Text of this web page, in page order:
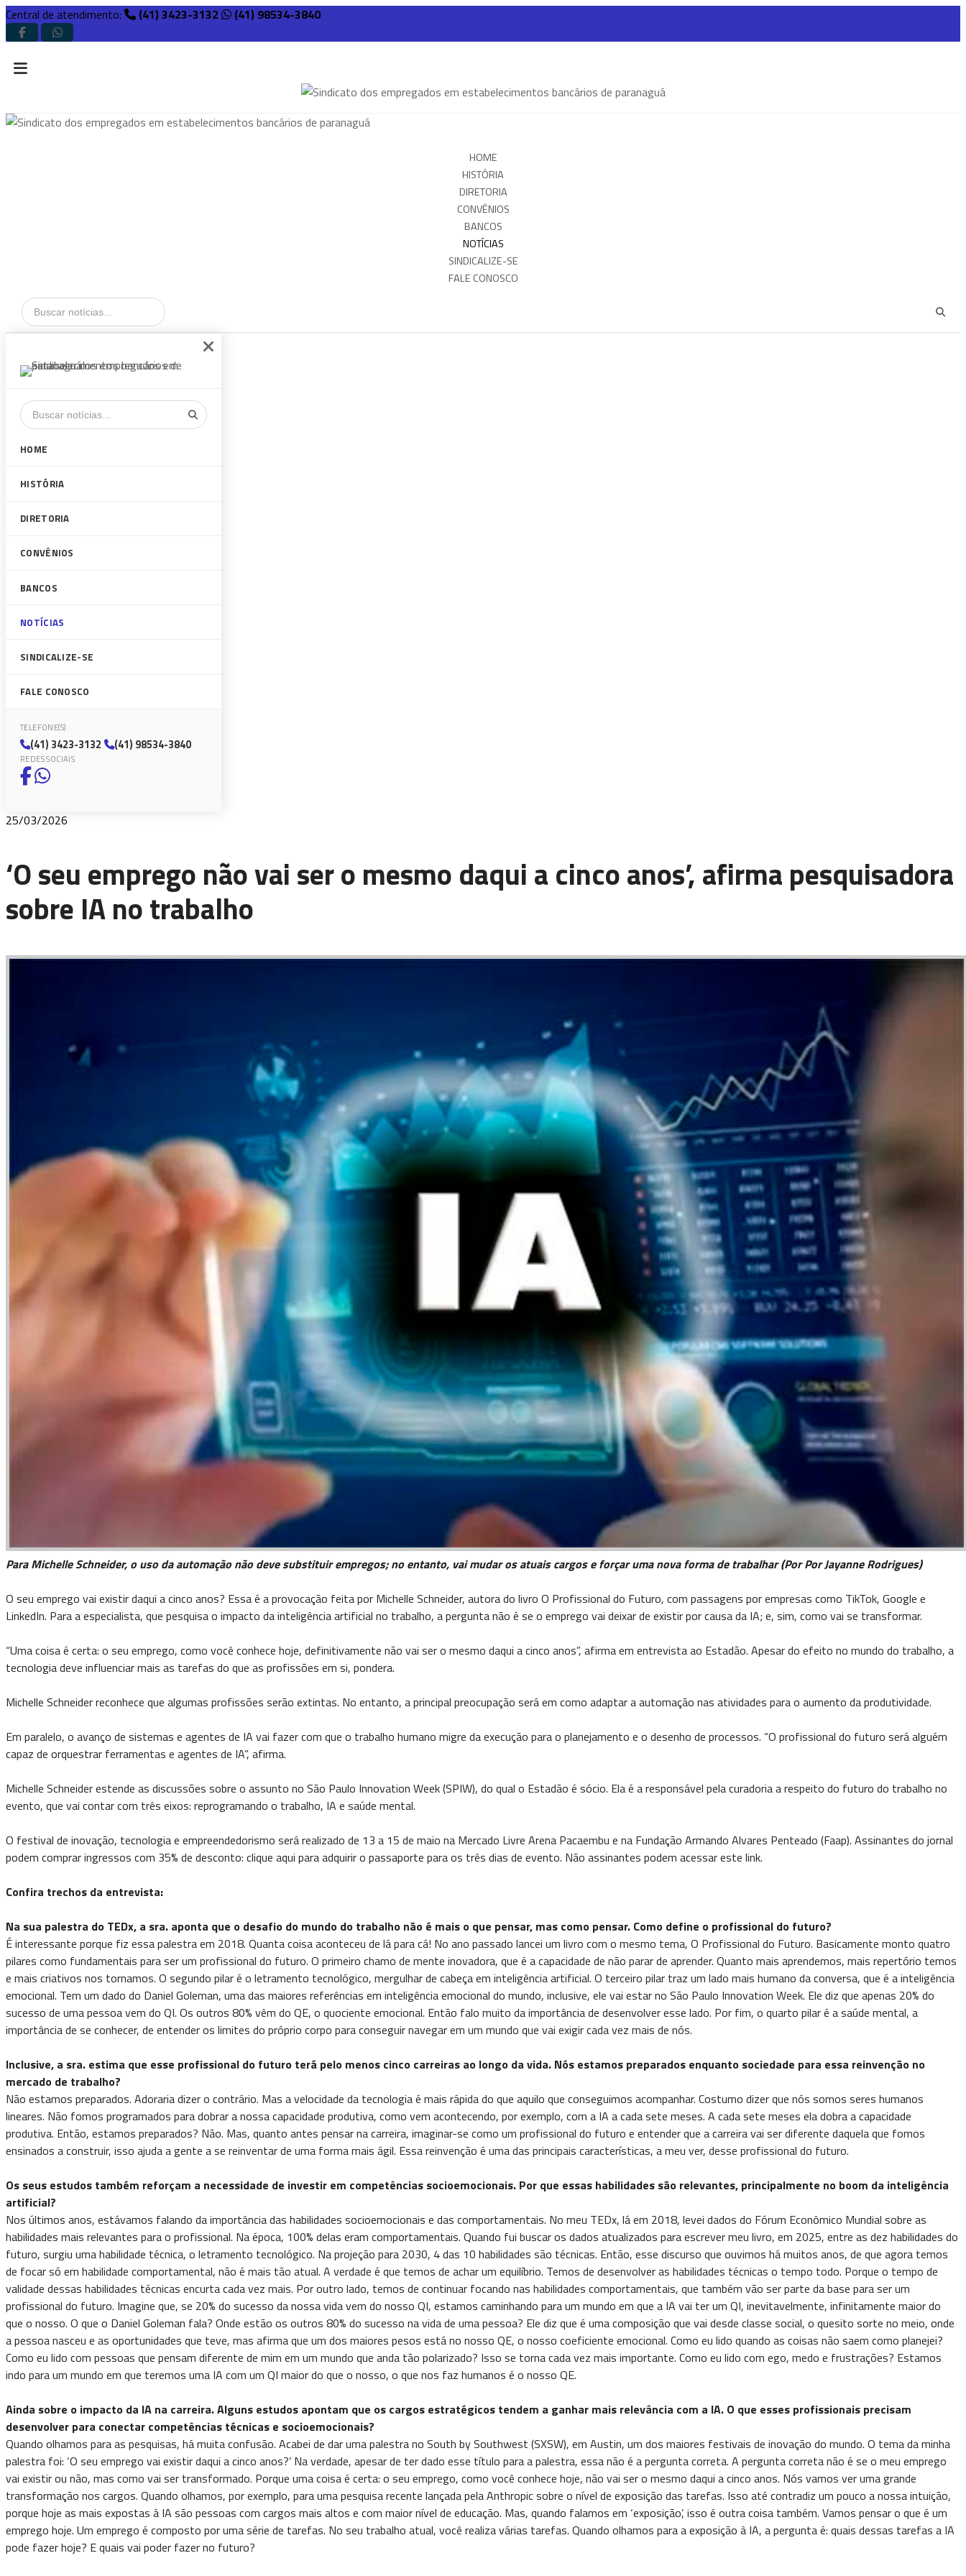
Central de atendimento: (41) 3423-3132 (41) 98534-3840
HOME
HISTÓRIA
DIRETORIA
CONVÊNIOS
BANCOS
NOTÍCIAS
SINDICALIZE-SE
FALE CONOSCO
HOME
HISTÓRIA
DIRETORIA
CONVÊNIOS
BANCOS
NOTÍCIAS
SINDICALIZE-SE
FALE CONOSCO
TELEFONE(S)
(41) 3423-3132 (41) 98534-3840
REDES SOCIAIS
25/03/2026
‘O seu emprego não vai ser o mesmo daqui a cinco anos’, afirma pesquisadora
sobre IA no trabalho
Para Michelle Schneider, o uso da automação não deve substituir empregos; no entanto, vai mudar os atuais cargos e forçar uma nova forma de trabalhar (Por Por Jayanne Rodrigues)
O seu emprego vai existir daqui a cinco anos? Essa é a provocação feita por Michelle Schneider, autora do livro O Profissional do Futuro, com passagens por empresas como TikTok, Google e
LinkedIn. Para a especialista, que pesquisa o impacto da inteligência artificial no trabalho, a pergunta não é se o emprego vai deixar de existir por causa da IA; e, sim, como vai se transformar.
“Uma coisa é certa: o seu emprego, como você conhece hoje, definitivamente não vai ser o mesmo daqui a cinco anos”, afirma em entrevista ao Estadão. Apesar do efeito no mundo do trabalho, a
tecnologia deve influenciar mais as tarefas do que as profissões em si, pondera.
Michelle Schneider reconhece que algumas profissões serão extintas. No entanto, a principal preocupação será em como adaptar a automação nas atividades para o aumento da produtividade.
Em paralelo, o avanço de sistemas e agentes de IA vai fazer com que o trabalho humano migre da execução para o planejamento e o desenho de processos. “O profissional do futuro será alguém
capaz de orquestrar ferramentas e agentes de IA”, afirma.
Michelle Schneider estende as discussões sobre o assunto no São Paulo Innovation Week (SPIW), do qual o Estadão é sócio. Ela é a responsável pela curadoria a respeito do futuro do trabalho no
evento, que vai contar com três eixos: reprogramando o trabalho, IA e saúde mental.
O festival de inovação, tecnologia e empreendedorismo será realizado de 13 a 15 de maio na Mercado Livre Arena Pacaembu e na Fundação Armando Alvares Penteado (Faap). Assinantes do jornal
podem comprar ingressos com 35% de desconto: clique aqui para adquirir o passaporte para os três dias de evento. Não assinantes podem acessar este link.
Confira trechos da entrevista:
Na sua palestra do TEDx, a sra. aponta que o desafio do mundo do trabalho não é mais o que pensar, mas como pensar. Como define o profissional do futuro?
É interessante porque fiz essa palestra em 2018. Quanta coisa aconteceu de lá para cá! No ano passado lancei um livro com o mesmo tema, O Profissional do Futuro. Basicamente monto quatro
pilares como fundamentais para ser um profissional do futuro. O primeiro chamo de mente inovadora, que é a capacidade de não parar de aprender. Quanto mais aprendemos, mais repertório temos
e mais criativos nos tornamos. O segundo pilar é o letramento tecnológico, mergulhar de cabeça em inteligência artificial. O terceiro pilar traz um lado mais humano da conversa, que é a inteligência
emocional. Tem um dado do Daniel Goleman, uma das maiores referências em inteligência emocional do mundo, inclusive, ele vai estar no São Paulo Innovation Week. Ele diz que apenas 20% do
sucesso de uma pessoa vem do QI. Os outros 80% vêm do QE, o quociente emocional. Então falo muito da importância de desenvolver esse lado. Por fim, o quarto pilar é a saúde mental, a
importância de se conhecer, de entender os limites do próprio corpo para conseguir navegar em um mundo que vai exigir cada vez mais de nós.
Inclusive, a sra. estima que esse profissional do futuro terá pelo menos cinco carreiras ao longo da vida. Nós estamos preparados enquanto sociedade para essa reinvenção no
mercado de trabalho?
Não estamos preparados. Adoraria dizer o contrário. Mas a velocidade da tecnologia é mais rápida do que aquilo que conseguimos acompanhar. Costumo dizer que nós somos seres humanos
lineares. Não fomos programados para dobrar a nossa capacidade produtiva, como vem acontecendo, por exemplo, com a IA a cada sete meses. A cada sete meses ela dobra a capacidade
produtiva. Então, estamos preparados? Não. Mas, quanto antes pensar na carreira, imaginar-se como um profissional do futuro e entender que a carreira vai ser diferente daquela que fomos
ensinados a construir, isso ajuda a gente a se reinventar de uma forma mais ágil. Essa reinvenção é uma das principais características, a meu ver, desse profissional do futuro.
Os seus estudos também reforçam a necessidade de investir em competências socioemocionais. Por que essas habilidades são relevantes, principalmente no boom da inteligência
artificial?
Nos últimos anos, estávamos falando da importância das habilidades socioemocionais e das comportamentais. No meu TEDx, lá em 2018, levei dados do Fórum Econômico Mundial sobre as
habilidades mais relevantes para o profissional. Na época, 100% delas eram comportamentais. Quando fui buscar os dados atualizados para escrever meu livro, em 2025, entre as dez habilidades do
futuro, surgiu uma habilidade técnica, o letramento tecnológico. Na projeção para 2030, 4 das 10 habilidades são técnicas. Então, esse discurso que ouvimos há muitos anos, de que agora temos
de focar só em habilidade comportamental, não é mais tão atual. A verdade é que temos de achar um equilíbrio. Temos de desenvolver as habilidades técnicas o tempo todo. Porque o tempo de
validade dessas habilidades técnicas encurta cada vez mais. Por outro lado, temos de continuar focando nas habilidades comportamentais, que também vão ser parte da base para ser um
profissional do futuro. Imagine que, se 20% do sucesso da nossa vida vem do nosso QI, estamos caminhando para um mundo em que a IA vai ter um QI, inevitavelmente, infinitamente maior do
que o nosso. O que o Daniel Goleman fala? Onde estão os outros 80% do sucesso na vida de uma pessoa? Ele diz que é uma composição que vai desde classe social, o quesito sorte no meio, onde
a pessoa nasceu e as oportunidades que teve, mas afirma que um dos maiores pesos está no nosso QE, o nosso coeficiente emocional. Como eu lido quando as coisas não saem como planejei?
Como eu lido com pessoas que pensam diferente de mim em um mundo que anda tão polarizado? Isso se torna cada vez mais importante. Como eu lido com ego, medo e frustrações? Estamos
indo para um mundo em que teremos uma IA com um QI maior do que o nosso, o que nos faz humanos é o nosso QE.
Ainda sobre o impacto da IA na carreira. Alguns estudos apontam que os cargos estratégicos tendem a ganhar mais relevância com a IA. O que esses profissionais precisam
desenvolver para conectar competências técnicas e socioemocionais?
Quando olhamos para as pesquisas, há muita confusão. Acabei de dar uma palestra no South by Southwest (SXSW), em Austin, um dos maiores festivais de inovação do mundo. O tema da minha
palestra foi: ‘O seu emprego vai existir daqui a cinco anos?’ Na verdade, apesar de ter dado esse título para a palestra, essa não é a pergunta correta. A pergunta correta não é se o meu emprego
vai existir ou não, mas como vai ser transformado. Porque uma coisa é certa: o seu emprego, como você conhece hoje, não vai ser o mesmo daqui a cinco anos. Nós vamos ver uma grande
transformação nos cargos. Quando olhamos, por exemplo, para uma pesquisa recente lançada pela Anthropic sobre o nível de exposição das tarefas. Isso até contradiz um pouco a nossa intuição,
porque hoje as mais expostas à IA são pessoas com cargos mais altos e com maior nível de educação. Mas, quando falamos em ‘exposição’, isso é outra coisa também. Vamos pensar o que é um
emprego hoje. Um emprego é composto por uma série de tarefas. No seu trabalho atual, você realiza várias tarefas. Quando olhamos para a exposição à IA, a pergunta é: quais dessas tarefas a IA
pode fazer hoje? E quais vai poder fazer no futuro?